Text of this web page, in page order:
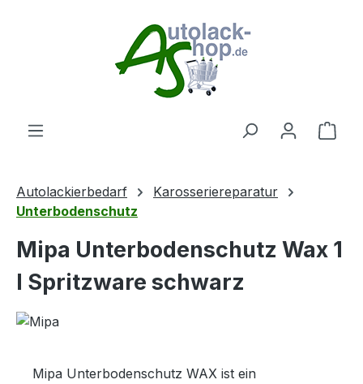
Autolackierbedarf
Karosseriereparatur
Unterbodenschutz
Mipa Unterbodenschutz Wax 1
l Spritzware schwarz
Mipa Unterbodenschutz WAX ist ein